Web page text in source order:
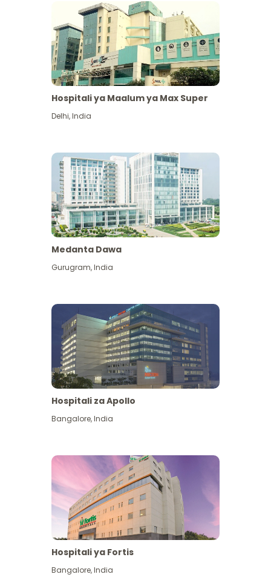
Hospitali ya Maalum ya Max Super
Delhi,India
Medanta Dawa
Gurugram,India
Hospitali za Apollo
Bangalore,India
Hospitali ya Fortis
Bangalore,India